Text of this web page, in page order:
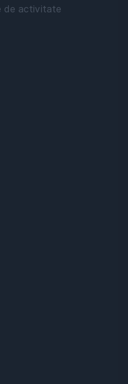
de activitate